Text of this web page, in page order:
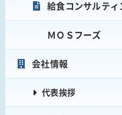
給食コンサルティ
ＭＯＳフーズ
会社情報
代表挨拶